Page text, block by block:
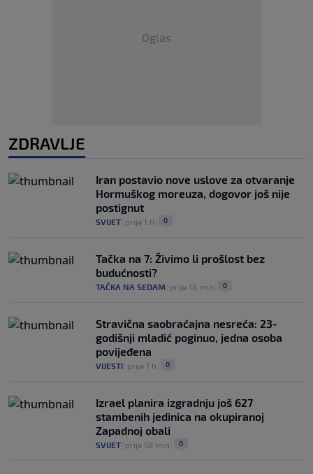
Oglas
ZDRAVLJE
Iran postavio nove uslove za otvaranje
Hormuškog moreuza, dogovor još nije
postignut
SVIJET prije 1 h 0
Tačka na 7: Živimo li prošlost bez
budućnosti?
TAČKA NA SEDAM prije 18 min 0
Stravična saobraćajna nesreća: 23-
godišnji mladić poginuo, jedna osoba
povijeđena
VIJESTI prije 1 h 0
Izrael planira izgradnju još 627
stambenih jedinica na okupiranoj
Zapadnoj obali
SVIJET prije 58 min 0